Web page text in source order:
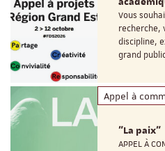
Vous
recherche,
discipline,
grand
Appel à
"La paix"
APPEL À